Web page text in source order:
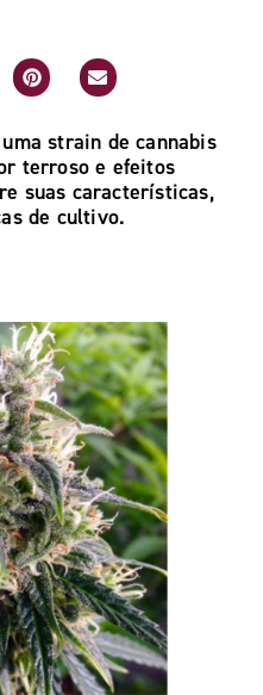
strain de cannabis
terroso e efeitos
suas características,
de cultivo.